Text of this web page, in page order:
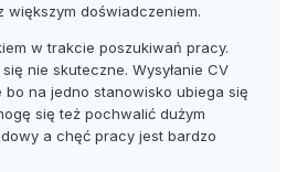
większym doświadczeniem.
w trakcie poszukiwań pracy.
nie skuteczne. Wysyłanie CV
bo na jedno stanowisko ubiega się
się też pochwalić dużym
a chęć pracy jest bardzo